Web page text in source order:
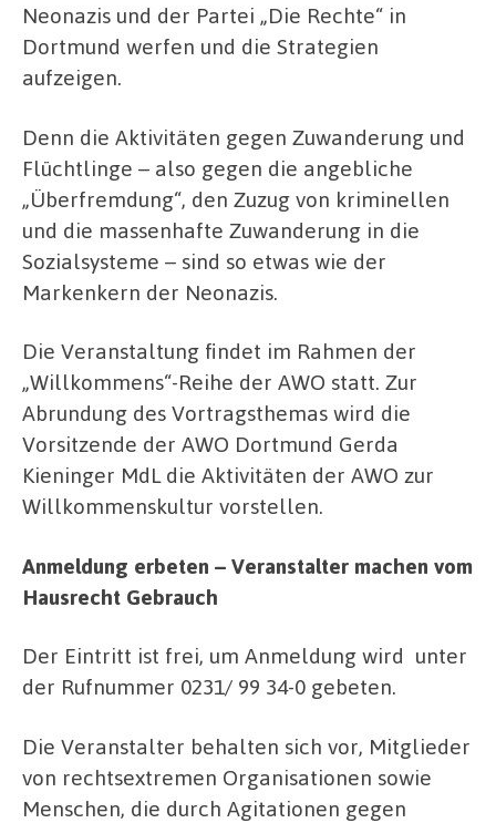
Neonazis und der Partei „Die Rechte“ in
Dortmund werfen und die Strategien
aufzeigen.
Denn die Aktivitäten gegen Zuwanderung und
Flüchtlinge – also gegen die angebliche
„Überfremdung“, den Zuzug von kriminellen
und die massenhafte Zuwanderung in die
Sozialsysteme – sind so etwas wie der
Markenkern der Neonazis.
Die Veranstaltung findet im Rahmen der
„Willkommens“-Reihe der AWO statt. Zur
Abrundung des Vortragsthemas wird die
Vorsitzende der AWO Dortmund Gerda
Kieninger MdL die Aktivitäten der AWO zur
Willkommenskultur vorstellen.
Anmeldung erbeten – Veranstalter machen vom
Hausrecht Gebrauch
Der Eintritt ist frei, um Anmeldung wird unter
der Rufnummer 0231/ 99 34-0 gebeten.
Die Veranstalter behalten sich vor, Mitglieder
von rechtsextremen Organisationen sowie
Menschen, die durch Agitationen gegen